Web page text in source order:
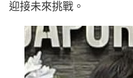
迎接未來挑戰。